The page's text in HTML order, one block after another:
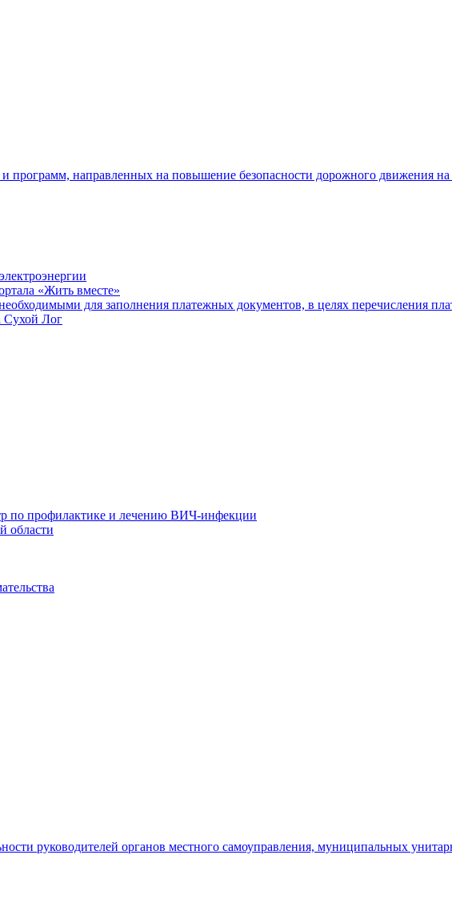
программ, направленных на повышение безопасности дорожного движения на
«Жить вместе»
для заполнения платежных документов, в целях перечисления
Сухой Лог